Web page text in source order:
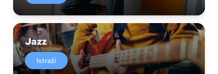
Jazz
Istraži